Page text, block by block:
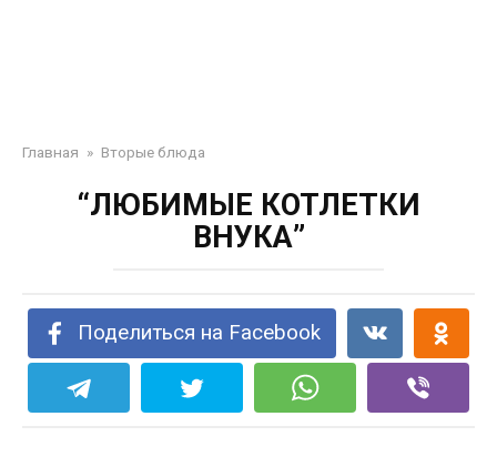
Главная » Вторые блюда
“ЛЮБИМЫЕ КОТЛЕТКИ
ВНУКА”
Поделиться на Facebook